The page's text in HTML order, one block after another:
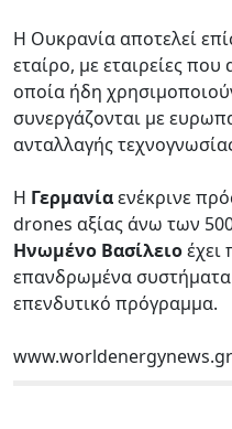
Η Ουκρανία αποτελεί
εταίρο, με εταιρείες
οποία ήδη
συνεργάζονται με
ανταλλαγής
Η Γερμανίαενέκρινε
drones αξίας άνω των
Ηνωμένο Βασίλειοέχει
επανδρωμένα συστήματα
επενδυτικό πρόγραμμα.
www.worldenergynews.gr